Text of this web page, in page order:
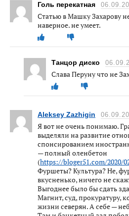
Голь перекатная
Статью в Машку Захарову
наверное. не умеет.
Танцор диско
Слава Перуну что не
Aleksey Zazhigin
Я вот не очень понимаю.
выделяли на развитие
спонсированием
— полный оленбетон
(https://bloger51.com/2020/
Фуршеты? Культура? Не,
вкусненько, ничего не
Выгоднее было бы сдать
Магнит, суд, прокуратуру,
жизни северян. А себе —